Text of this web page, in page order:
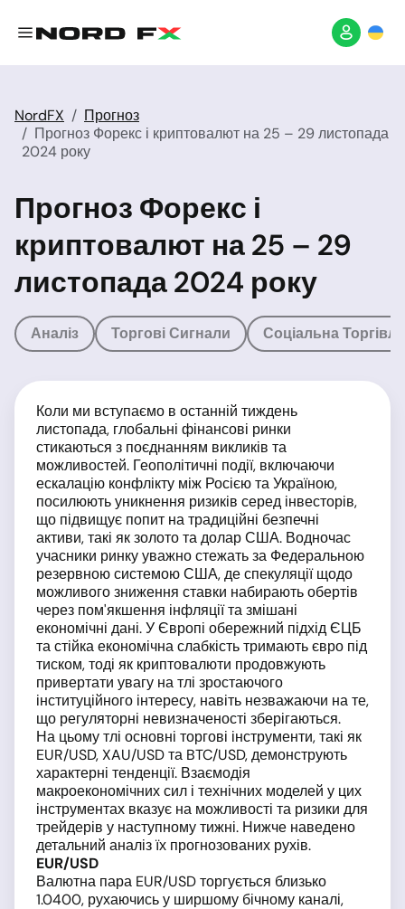
NordFX
Прогноз
Прогноз Форекс і криптовалют на 25 – 29 листопада
2024 року
Прогноз Форекс і
криптовалют на 25 – 29
листопада 2024 року
Аналіз Торгові Сигнали Соціальна Торгівля
Коли ми вступаємо в останній тиждень
листопада, глобальні фінансові ринки
стикаються з поєднанням викликів та
можливостей. Геополітичні події, включаючи
ескалацію конфлікту між Росією та Україною,
посилюють уникнення ризиків серед інвесторів,
що підвищує попит на традиційні безпечні
активи, такі як золото та долар США. Водночас
учасники ринку уважно стежать за Федеральною
резервною системою США, де спекуляції щодо
можливого зниження ставки набирають обертів
через пом'якшення інфляції та змішані
економічні дані. У Європі обережний підхід ЄЦБ
та стійка економічна слабкість тримають євро під
тиском, тоді як криптовалюти продовжують
привертати увагу на тлі зростаючого
інституційного інтересу, навіть незважаючи на те,
що регуляторні невизначеності зберігаються.
На цьому тлі основні торгові інструменти, такі як
EUR/USD, XAU/USD та BTC/USD, демонструють
характерні тенденції. Взаємодія
макроекономічних сил і технічних моделей у цих
інструментах вказує на можливості та ризики для
трейдерів у наступному тижні. Нижче наведено
детальний аналіз їх прогнозованих рухів.
EUR/USD
Валютна пара EUR/USD торгується близько
1.0400, рухаючись у ширшому бічному каналі,